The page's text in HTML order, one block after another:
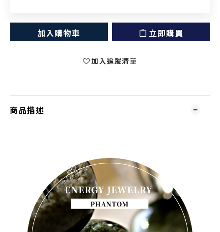
加入購物車 立即購買
加入追蹤清單
商品描述